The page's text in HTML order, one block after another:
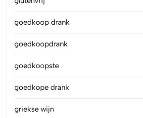
goedkoop drank
goedkoopdrank
goedkoopste
goedkope drank
griekse wijn